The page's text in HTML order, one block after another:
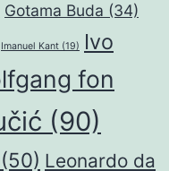
Gotama Buda (34)
Imanuel Kant (19)
Ivo
fon
(90)
(50) Leonardo da